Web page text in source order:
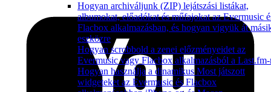
Hogyan archiváljunk (ZIP) lejátszási listákat,
albumokat, előadókat és műfajokat az Evermusic
Flacbox alkalmazásban, és hogyan vigyük át
eszközre
Hogyan scrobbold a zenei előzményeidet az
Evermusic vagy Flacbox alkalmazásból a Last.fm-
Hogyan használja a dinamikus Most játszott
widgeteket az Evermusic és Flacbox